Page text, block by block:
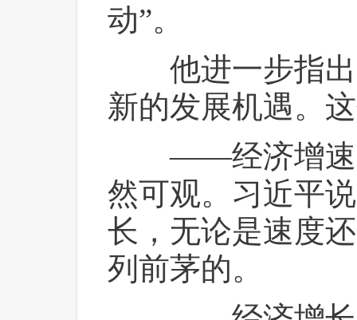
动”。
他进一步指出
新的发展机遇。
——经济增速虽
然可观。习近平
长，无论是速度
列前茅的。